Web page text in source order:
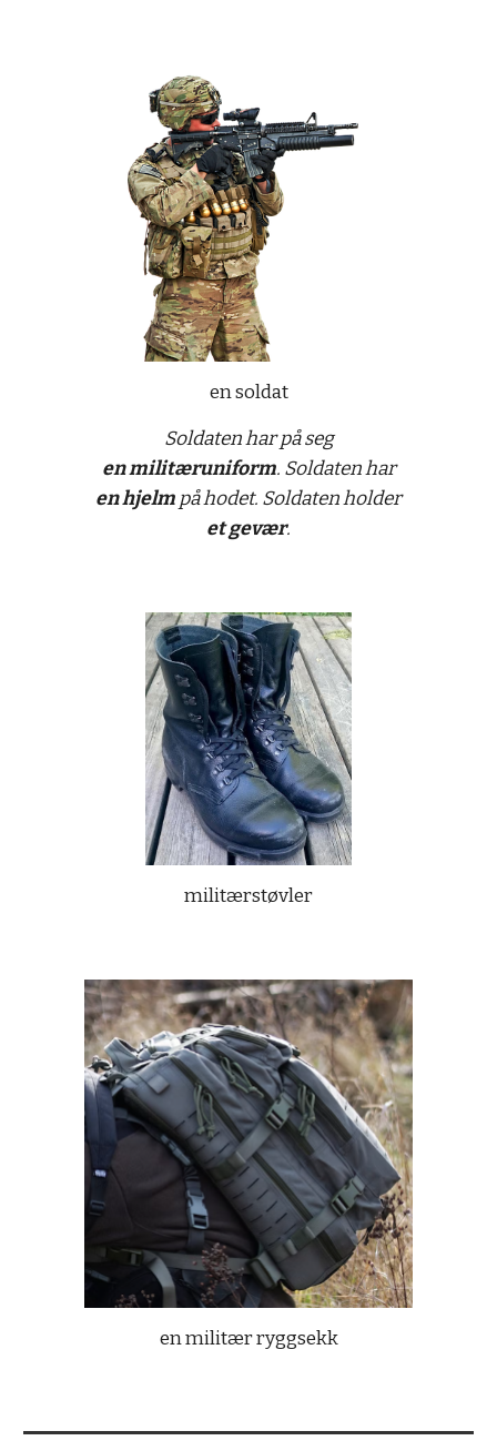
en soldat
Soldaten har på seg
en militæruniform. Soldaten har
en hjelm på hodet. Soldaten holder
et gevær.
militærstøvler
en militær ryggsekk